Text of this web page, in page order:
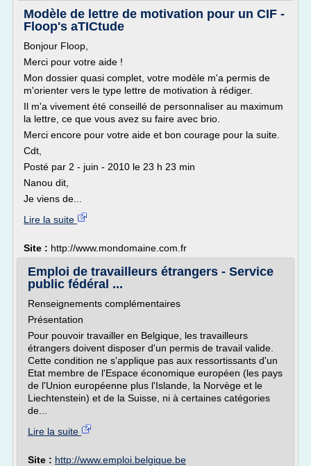
Modèle de lettre de motivation pour un CIF -
Floop's aTICtude
Bonjour Floop,
Merci pour votre aide !
Mon dossier quasi complet, votre modèle m'a permis de
m'orienter vers le type lettre de motivation à rédiger.
Il m'a vivement été conseillé de personnaliser au maximum
la lettre, ce que vous avez su faire avec brio.
Merci encore pour votre aide et bon courage pour la suite.
Cdt,
Posté par 2 - juin - 2010 le 23 h 23 min
Nanou dit,
Je viens de...
Lire la suite
Site : http://www.mondomaine.com.fr
Emploi de travailleurs étrangers - Service
public fédéral ...
Renseignements complémentaires
Présentation
Pour pouvoir travailler en Belgique, les travailleurs
étrangers doivent disposer d'un permis de travail valide.
Cette condition ne s'applique pas aux ressortissants d'un
Etat membre de l'Espace économique européen (les pays
de l'Union européenne plus l'Islande, la Norvège et le
Liechtenstein) et de la Suisse, ni à certaines catégories
de...
Lire la suite
Site : http://www.emploi.belgique.be